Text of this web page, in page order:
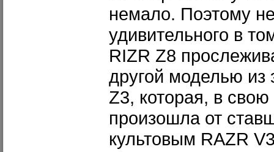
немало. Поэтому
удивительного в
RIZR Z8
другой моделью из
Z3, которая, в
произошла от
культовым RAZR